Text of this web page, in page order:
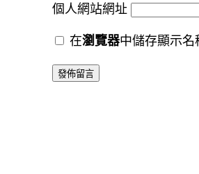
個人網站網址
在瀏覽器中儲存顯示名